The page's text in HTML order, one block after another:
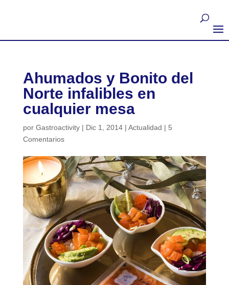
Ahumados y Bonito del
Norte infalibles en
cualquier mesa
por Gastroactivity| Dic 1, 2014| Actualidad | 5
Comentarios